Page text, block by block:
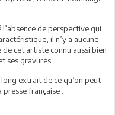
de perspective qui
il n’y a aucune
cet artiste connu aussi bien
ses gravures.
extrait de ce qu’on peut
française :